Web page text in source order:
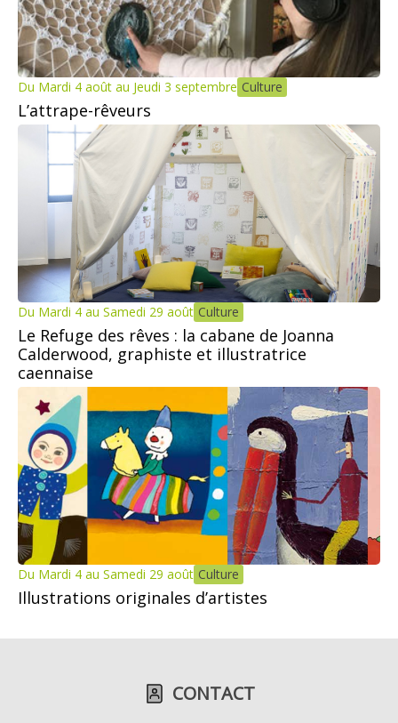
Du Mardi 4 août au Jeudi 3 septembre Culture
L’attrape-rêveurs
Du Mardi 4 au Samedi 29 août Culture
Le Refuge des rêves : la cabane de Joanna
Calderwood, graphiste et illustratrice
caennaise
Du Mardi 4 au Samedi 29 août Culture
Illustrations originales d’artistes
CONTACT